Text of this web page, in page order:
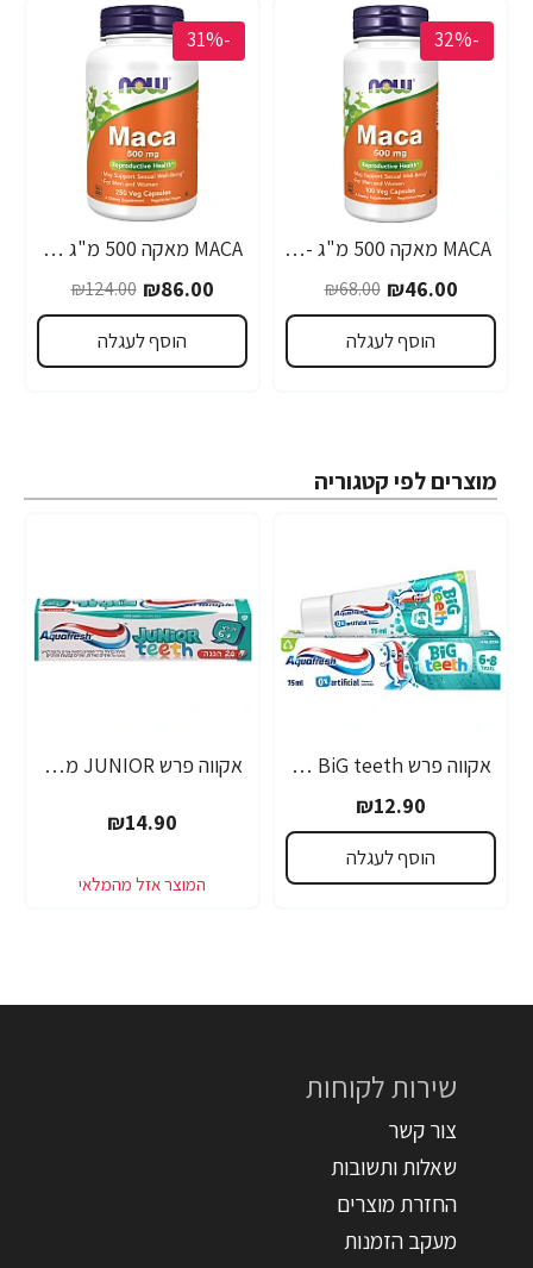
-32%
MACA מאקה 500 מ"ג - 100 כמוסות - מבית NOW FOODS
₪46.00
₪68.00
הוסף לעגלה
-31%
MACA מאקה 500 מ"ג 250 כמוסות - מבית NOW FOODS
₪86.00
₪124.00
הוסף לעגלה
מוצרים לפי קטגוריה
אקווה פרש BiG teeth משחת שיניים לילדים לגילאי 6-8 שנים - 50 מ"ל
₪12.90
הוסף לעגלה
אקווה פרש JUNIOR משחת שיניים לילדים +6 - 50 מ"ל
₪14.90
שירות לקוחות
צור קשר
שאלות ותשובות
החזרת מוצרים
מעקב הזמנות